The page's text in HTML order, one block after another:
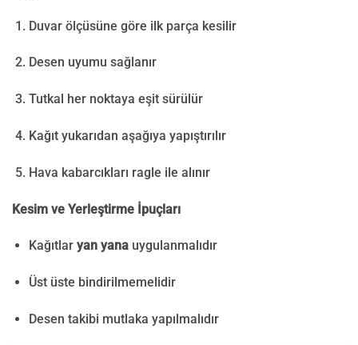
Duvar ölçüsüne göre ilk parça kesilir
Desen uyumu sağlanır
Tutkal her noktaya eşit sürülür
Kağıt yukarıdan aşağıya yapıştırılır
Hava kabarcıkları ragle ile alınır
Kesim ve Yerleştirme İpuçları
Kağıtlar yan yanauygulanmalıdır
Üst üste bindirilmemelidir
Desen takibi mutlaka yapılmalıdır